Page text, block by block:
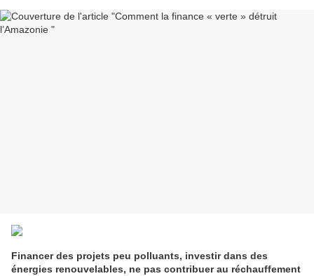
Financer des projets peu polluants, investir dans des
énergies renouvelables, ne pas contribuer au réchauffement